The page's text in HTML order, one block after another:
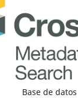
Base de datos